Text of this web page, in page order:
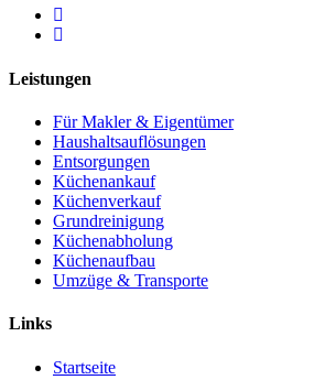
Leistungen
Für Makler & Eigentümer
Haushaltsauflösungen
Entsorgungen
Küchenankauf
Küchenverkauf
Grundreinigung
Küchenabholung
Küchenaufbau
Umzüge & Transporte
Links
Startseite